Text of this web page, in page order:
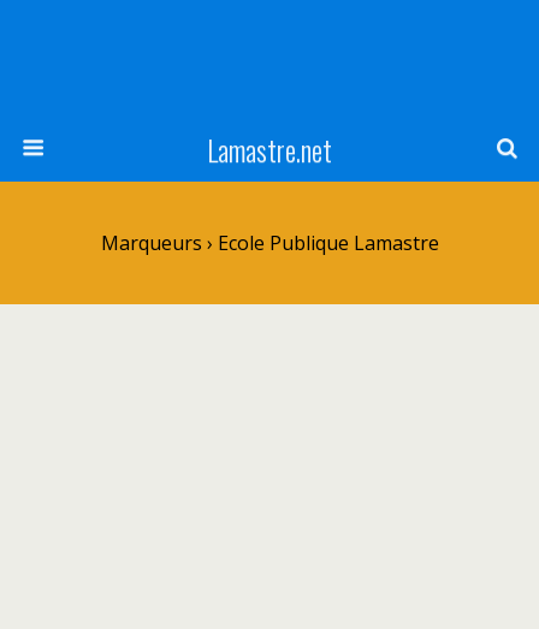
Lamastre.net
Marqueurs › Ecole Publique Lamastre